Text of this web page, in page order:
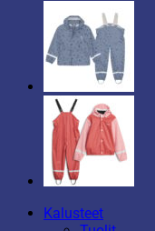
Kalusteet